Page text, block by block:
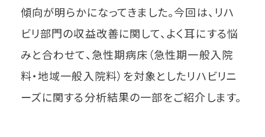
傾向が明らかになってきました。今回は、リハ
ビリ部門の収益改善に関して、よく耳にする悩
みと合わせて、急性期病床（急性期一般入院
料・地域一般入院料）を対象としたリハビリニ
ーズに関する分析結果の一部をご紹介します。